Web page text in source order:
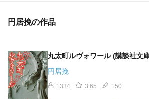
円居挽の作品
丸太町ルヴォワール (講談社文
円居挽
1334 3.65 150